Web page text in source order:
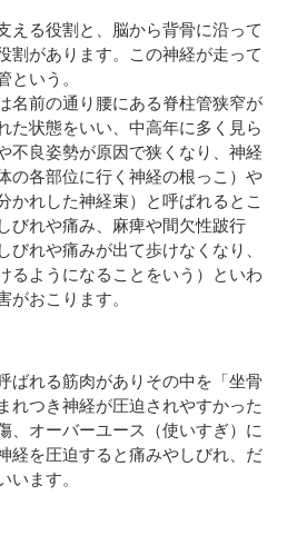
える役割と、脳から背骨に沿って
割があります。この神経が走って
という。
名前の通り腰にある脊柱管狭窄が
た状態をいい、中高年に多く見ら
不良姿勢が原因で狭くなり、神経
の各部位に行く神経の根っこ）や
かれした神経束）と呼ばれるとこ
びれや痛み、麻痺や間欠性跛行
びれや痛みが出て歩けなくなり、
るようになることをいう）といわ
がおこります。
ばれる筋肉がありその中を「坐骨
れつき神経が圧迫されやすかった
、オーバーユース（使いすぎ）に
経を圧迫すると痛みやしびれ、だ
います。